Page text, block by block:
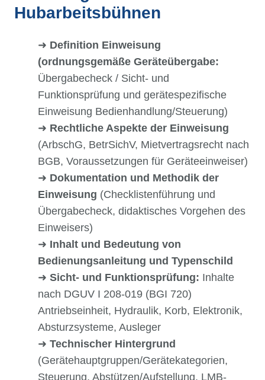
Hubarbeitsbühnen
➜ Definition Einweisung
(ordnungsgemäße Geräteübergabe:
Übergabecheck / Sicht- und
Funktionsprüfung und gerätespezifische
Einweisung Bedienhandlung/Steuerung)
➜ Rechtliche Aspekte der Einweisung
(ArbschG, BetrSichV, Mietvertragsrecht nach
BGB, Voraussetzungen für Geräteeinweiser)
➜ Dokumentation und Methodik der
Einweisung (Checklistenführung und
Übergabecheck, didaktisches Vorgehen des
Einweisers)
➜ Inhalt und Bedeutung von
Bedienungsanleitung und Typenschild
➜ Sicht- und Funktionsprüfung: Inhalte
nach DGUV I 208-019 (BGI 720)
Antriebseinheit, Hydraulik, Korb, Elektronik,
Absturzsysteme, Ausleger
➜ Technischer Hintergrund
(Gerätehauptgruppen/Gerätekategorien,
Steuerung, Abstützen/Aufstellung, LMB-